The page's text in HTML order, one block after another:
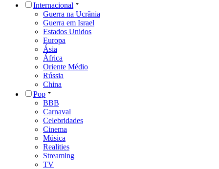
Internacional
Guerra na Ucrânia
Guerra em Israel
Estados Unidos
Europa
Ásia
África
Oriente Médio
Rússia
China
Pop
BBB
Carnaval
Celebridades
Cinema
Música
Realities
Streaming
TV